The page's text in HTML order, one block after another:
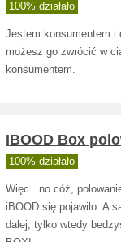
100% działało
Jestem konsumentem i
możesz go zwrócić w
konsumentem.
IBOOD Box
100% działało
Więc.. no cóż,
iBOOD się pojawiło. A
dalej, tylko wtedy